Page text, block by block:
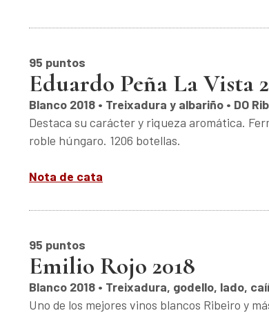
95 puntos
Eduardo Peña La Vista
Blanco 2018 • Treixadura y albariño • DO
Destaca su carácter y riqueza aromática.
roble húngaro. 1206 botellas.
Nota de cata
95 puntos
Emilio Rojo 2018
Blanco 2018 • Treixadura, godello, lado,
Uno de los mejores vinos blancos Ribeiro y